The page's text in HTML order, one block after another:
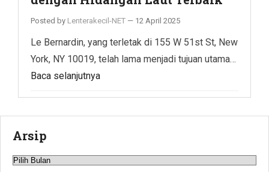
Posted by Lenterakecil-NET — 12 April 2025
Le Bernardin, yang terletak di 155 W 51st St, New
York, NY 10019, telah lama menjadi tujuan utama…
Baca selanjutnya
Arsip
Arsip